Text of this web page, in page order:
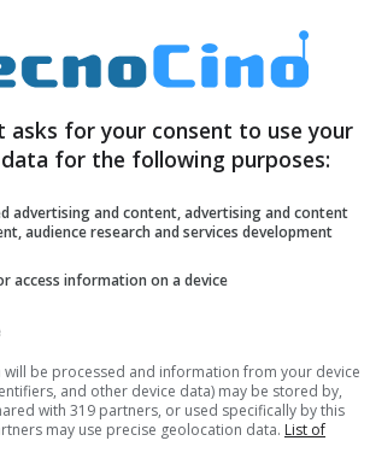
Cyberpunk 2077:
di
attirato l’interesse di milioni di
titolo di CD Projekt RED.
nascoste che dovreste
asks for your consent to use your
for the following purposes:
advertising and content, advertising and content
audience research and services development
access information on a device
be processed and information from your device
and other device data) may be stored by,
with 319 partners, or used specifically by this
may use precise geolocation data. List of